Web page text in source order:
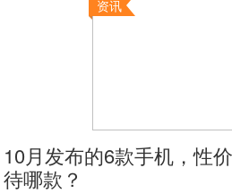
资讯
10月发布的6款手机，性
待哪款？